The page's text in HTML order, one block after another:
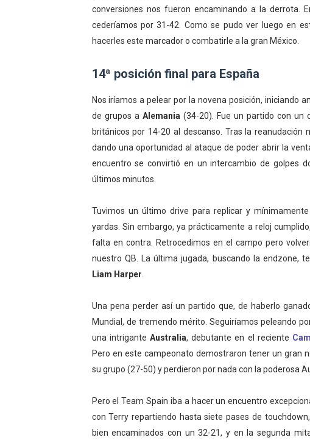
conversiones nos fueron encaminando a la derrota.
cederíamos por 31-42. Como se pudo ver luego en
hacerles este marcador o combatirle a la gran México.
14ª posición final para España
Nos iríamos a pelear por la novena posición, iniciando
de grupos a Alemania (34-20). Fue un partido con un
británicos por 14-20 al descanso. Tras la
dando una oportunidad al ataque de poder abrir la
encuentro se convirtió en un intercambio de golpes
últimos minutos.
Tuvimos un último drive para replicar y
yardas. Sin embargo, ya prácticamente a reloj
falta en contra. Retrocedimos en el campo pero
nuestro QB. La última jugada, buscando la endzone,
Liam Harper
Una pena perder así un partido que, de haberlo
Mundial, de tremendo mérito. Seguiríamos peleando
una intrigante Australia, debutante en el reciente
Pero en este campeonato demostraron tener un gran
su grupo (27-50) y perdieron por nada con la poderosa
Pero el Team Spain iba a hacer un encuentro
con Terry repartiendo hasta siete pases de
bien encaminados con un 32-21, y en la segunda